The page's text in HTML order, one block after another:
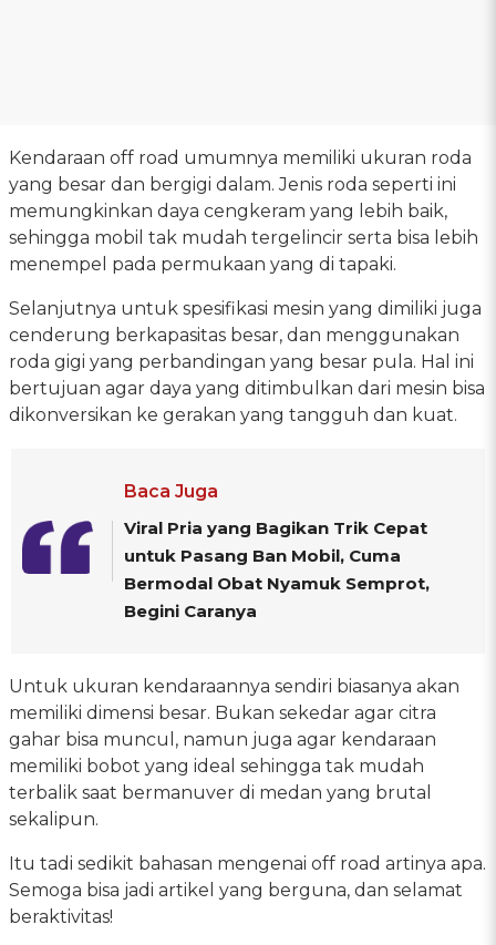
Kendaraan off road umumnya memiliki ukuran roda
yang besar dan bergigi dalam. Jenis roda seperti ini
memungkinkan daya cengkeram yang lebih baik,
sehingga mobil tak mudah tergelincir serta bisa lebih
menempel pada permukaan yang di tapaki.
Selanjutnya untuk spesifikasi mesin yang dimiliki juga
cenderung berkapasitas besar, dan menggunakan
roda gigi yang perbandingan yang besar pula. Hal ini
bertujuan agar daya yang ditimbulkan dari mesin bisa
dikonversikan ke gerakan yang tangguh dan kuat.
Baca Juga
Viral Pria yang Bagikan Trik Cepat
untuk Pasang Ban Mobil, Cuma
Bermodal Obat Nyamuk Semprot,
Begini Caranya
Untuk ukuran kendaraannya sendiri biasanya akan
memiliki dimensi besar. Bukan sekedar agar citra
gahar bisa muncul, namun juga agar kendaraan
memiliki bobot yang ideal sehingga tak mudah
terbalik saat bermanuver di medan yang brutal
sekalipun.
Itu tadi sedikit bahasan mengenai off road artinya apa.
Semoga bisa jadi artikel yang berguna, dan selamat
beraktivitas!